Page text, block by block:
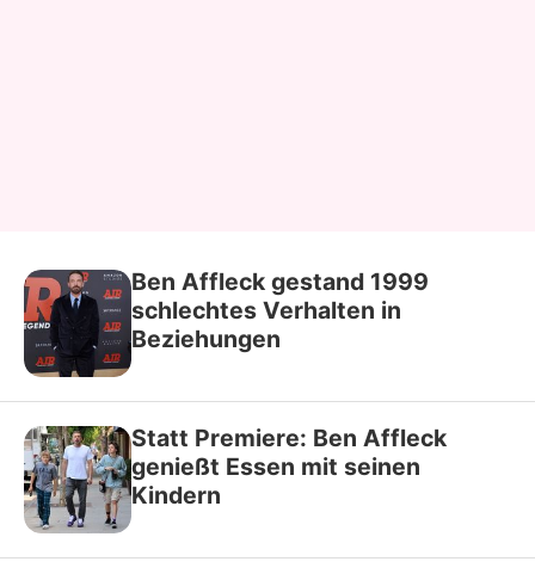
Ben Affleck gestand 1999
schlechtes Verhalten in
Beziehungen
Statt Premiere: Ben Affleck
genießt Essen mit seinen
Kindern